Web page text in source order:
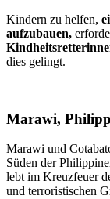
Kindern zu helfen,
aufzubauen,
dies gelingt.
Marawi,
Marawi und
Süden der
lebt im Kreuzfeuer
und terroristischen